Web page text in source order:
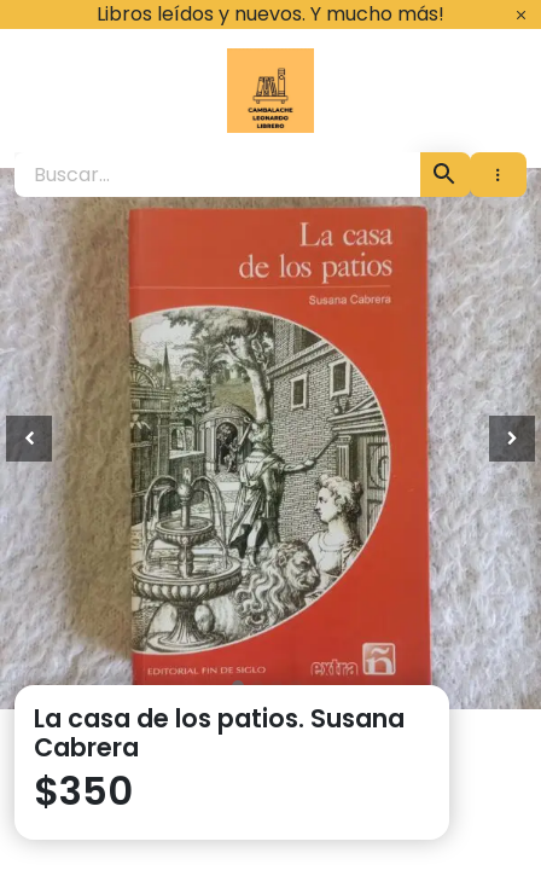
Libros leídos y nuevos. Y mucho más!
Cambalache
La casa de los patios. Susana
Cabrera
$350